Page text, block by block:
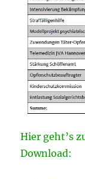
Hier geht’s
Download: